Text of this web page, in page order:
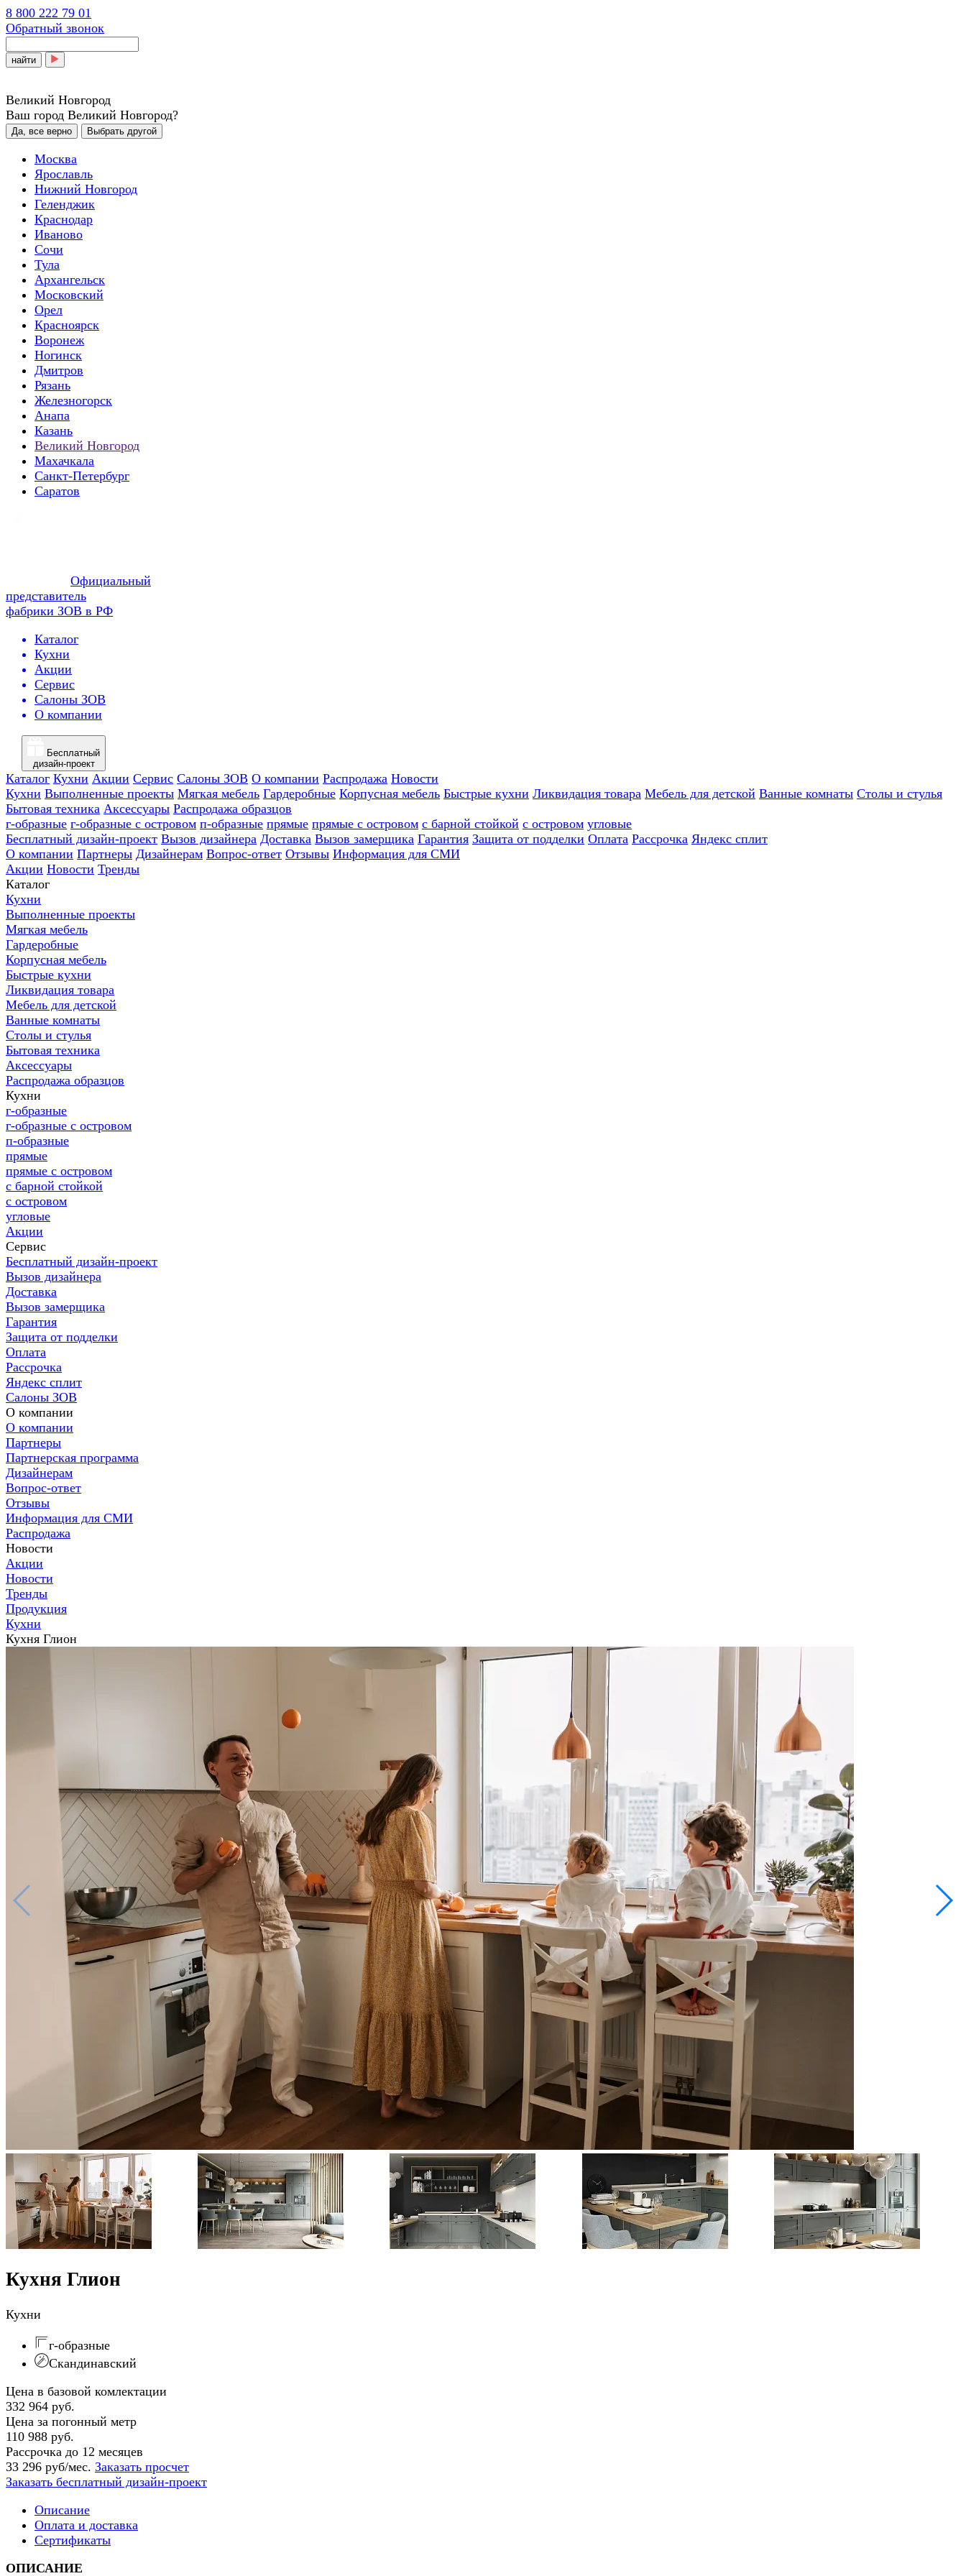
8 800 222 79 01
Обратный звонок
найти
Великий Новгород
Ваш город Великий Новгород?
Да, все верно Выбрать другой
Москва
Ярославль
Нижний Новгород
Геленджик
Краснодар
Иваново
Сочи
Тула
Архангельск
Московский
Орел
Красноярск
Воронеж
Ногинск
Дмитров
Рязань
Железногорск
Анапа
Казань
Великий Новгород
Махачкала
Санкт-Петербург
Саратов
Официальный
представитель
фабрики ЗОВ в РФ
Каталог
Кухни
Акции
Сервис
Салоны ЗОВ
О компании
Бесплатный
дизайн-проект
Каталог Кухни Акции Сервис Салоны ЗОВ О компании Распродажа Новости
Кухни Выполненные проекты Мягкая мебель Гардеробные Корпусная мебель Быстрые кухни Ликвидация товара Мебель для детской Ванные комнаты Столы и стулья
Бытовая техника Аксессуары Распродажа образцов
г-образные г-образные с островом п-образные прямые прямые с островом с барной стойкой с островом угловые
Бесплатный дизайн-проект Вызов дизайнера Доставка Вызов замерщика Гарантия Защита от подделки Оплата Рассрочка Яндекс сплит
О компании Партнеры Дизайнерам Вопрос-ответ Отзывы Информация для СМИ
Акции Новости Тренды
Каталог
Кухни
Выполненные проекты
Мягкая мебель
Гардеробные
Корпусная мебель
Быстрые кухни
Ликвидация товара
Мебель для детской
Ванные комнаты
Столы и стулья
Бытовая техника
Аксессуары
Распродажа образцов
Кухни
г-образные
г-образные с островом
п-образные
прямые
прямые с островом
с барной стойкой
с островом
угловые
Акции
Сервис
Бесплатный дизайн-проект
Вызов дизайнера
Доставка
Вызов замерщика
Гарантия
Защита от подделки
Оплата
Рассрочка
Яндекс сплит
Салоны ЗОВ
О компании
О компании
Партнеры
Партнерская программа
Дизайнерам
Вопрос-ответ
Отзывы
Информация для СМИ
Распродажа
Новости
Акции
Новости
Тренды
Продукция
Кухни
Кухня Глион
Кухня Глион
Кухни
г-образные
Скандинавский
Цена в базовой комлектации
332 964 руб.
Цена за погонный метр
110 988 руб.
Рассрочка до 12 месяцев
33 296 руб/мес. Заказать просчет
Заказать бесплатный дизайн-проект
Описание
Оплата и доставка
Сертификаты
ОПИСАНИЕ